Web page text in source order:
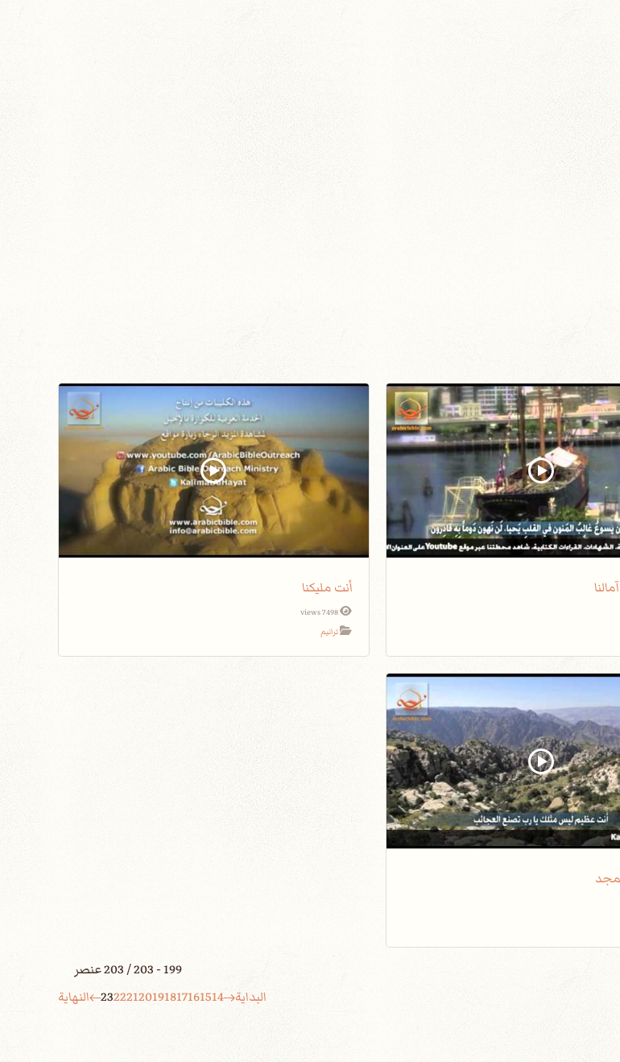
أنت مليكنا
7498 views
ترانيم
199 - 203 / 203 عنصر
البداية
14
15
16
17
18
19
20
21
22
23 النهاية